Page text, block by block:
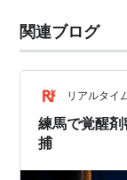
関連ブログ
リアルタイ
練馬で覚醒
捕